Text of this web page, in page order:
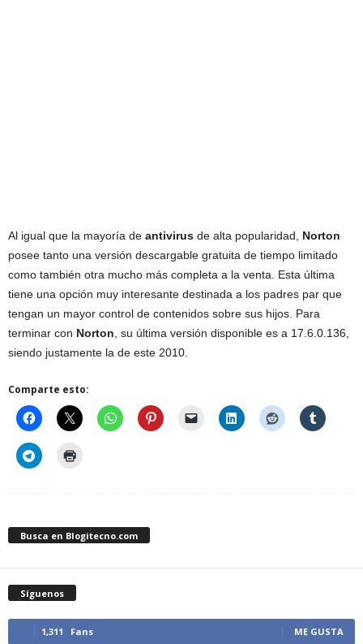
Al igual que la mayoría de antivirus de alta popularidad, Norton
posee tanto una versión descargable gratuita de tiempo limitado
como también otra mucho más completa a la venta. Esta última
tiene una opción muy interesante destinada a los padres par que
tengan un mayor control de contenidos sobre sus hijos. Para
terminar con Norton , su última versión disponible es a 17.6.0.136,
siendo justamente la de este 2010.
Comparte esto:
Busca en Blogitecno.com
Síguenos
1,311 Fans ME GUSTA